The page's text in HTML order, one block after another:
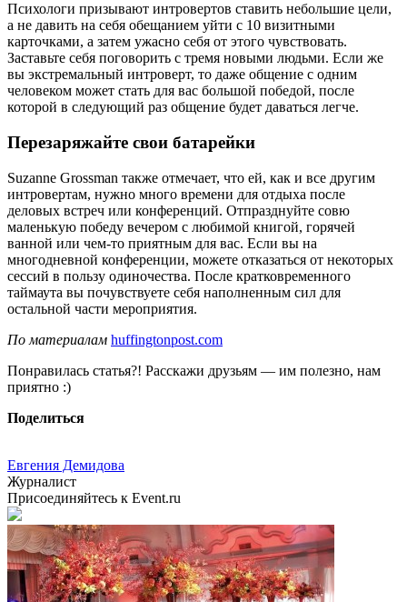
Психологи призывают интровертов ставить небольшие цели,
а не давить на себя обещанием уйти с 10 визитными
карточками, а затем ужасно себя от этого чувствовать.
Заставьте себя поговорить с тремя новыми людьми. Если же
вы экстремальный интроверт, то даже общение с одним
человеком может стать для вас большой победой, после
которой в следующий раз общение будет даваться легче.
Перезаряжайте свои батарейки
Suzanne Grossman также отмечает, что ей, как и все другим
интровертам, нужно много времени для отдыха после
деловых встреч или конференций. Отпразднуйте совю
маленькую победу вечером с любимой книгой, горячей
ванной или чем-то приятным для вас. Если вы на
многодневной конференции, можете отказаться от некоторых
сессий в пользу одиночества. После кратковременного
таймаута вы почувствуете себя наполненным сил для
остальной части мероприятия.
По материалам huffingtonpost.com
Понравилась статья?! Расскажи друзьям — им полезно, нам
приятно :)
Поделиться
Евгения Демидова
Журналист
Присоединяйтесь к Event.ru